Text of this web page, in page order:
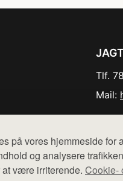
på vores hjemmeside for
og analysere
være irriterende. Cookie-
Tlf.
Mail: